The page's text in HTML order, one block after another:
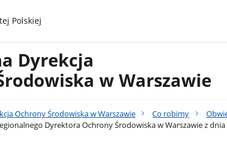
Polskiej
Dyrekcja
w Warszawie
Ochrony Środowiska w Warszawie Co robimy
Dyrektora Ochrony Środowiska w Warszawie z dnia